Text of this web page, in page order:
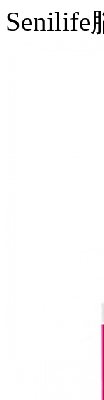
Senilife